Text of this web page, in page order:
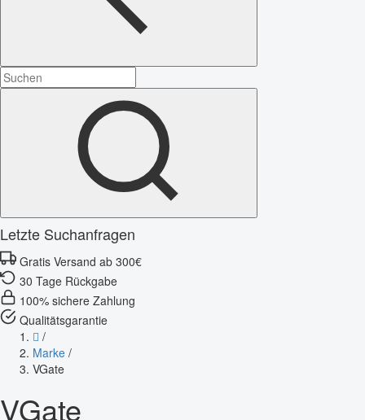
Letzte Suchanfragen
Gratis Versand ab 300€
30 Tage Rückgabe
100% sichere Zahlung
Qualitätsgarantie
/
Marke /
VGate
VGate